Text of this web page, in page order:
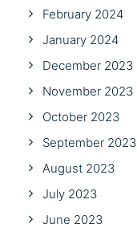
February 2024
January 2024
December 2023
November 2023
October 2023
September 2023
August 2023
July 2023
June 2023